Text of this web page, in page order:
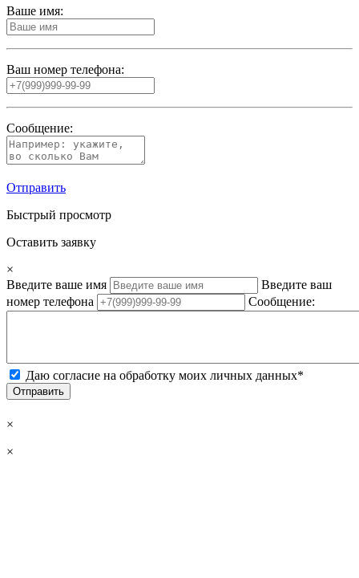
Ваше имя:
Ваш номер телефона:
Сообщение:
Отправить
Быстрый просмотр
Оставить заявку
×
Введите ваше имя
Введите ваш
номер телефона
Сообщение:
Даю согласие на обработку моих личных данных*
Отправить
×
×